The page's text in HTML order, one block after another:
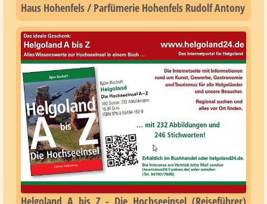
Haus Hohenfels / Parfümerie Hohenfels Rudolf Antony
Helgoland A bis Z - Die Hochseeinsel (Reiseführer)